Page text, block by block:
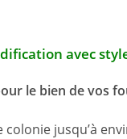
avec
le bien de vos
jusqu’à